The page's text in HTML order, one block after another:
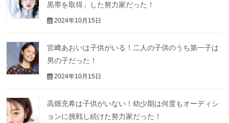
黒帯を取得」した努力家だった！
2024年10月15日
宮﨑あおいは子供がいる！二人の子供のうち第一子は
男の子だった！
2024年10月15日
高畑充希は子供がいない！幼少期は何度もオーディシ
ョンに挑戦し続けた努力家だった！